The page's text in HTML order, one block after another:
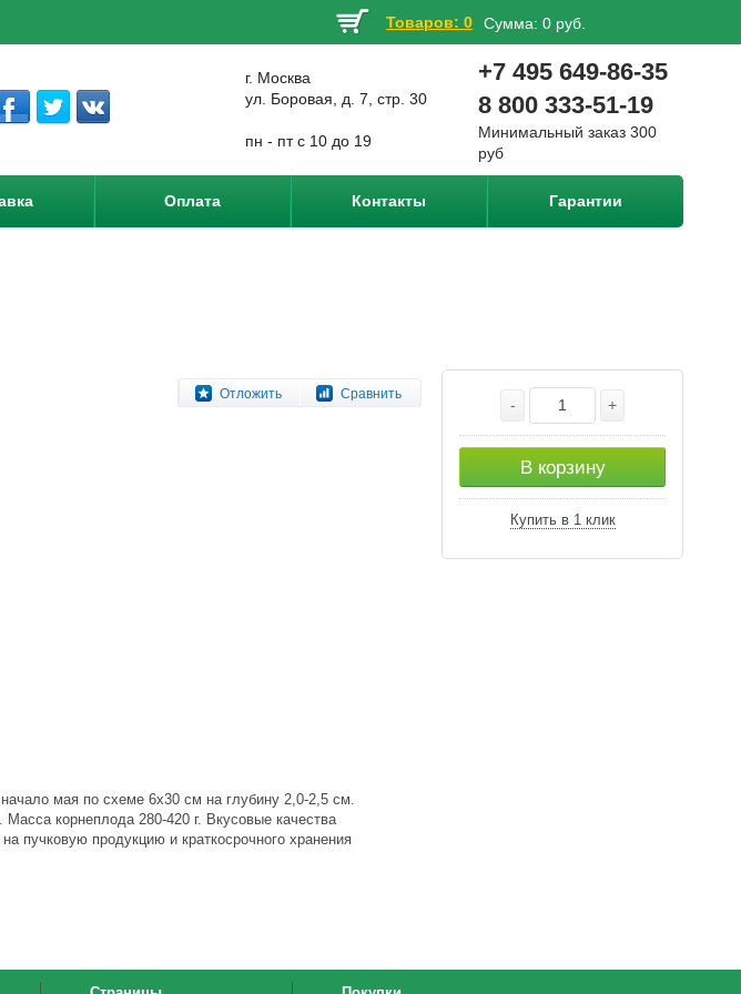
Товаров: 0 Сумма: 0 руб.
г. Москва
ул. Боровая, д. 7, стр. 30
пн - пт с 10 до 19
+7 495 649-86-35
8 800 333-51-19
Минимальный заказ 300
руб
Оплата Контакты Гарантии
Отложить Сравнить
- +
В корзину
Купить в 1 клик
мая по схеме 6х30 см на глубину 2,0-2,5 см.
корнеплода 280-420 г. Вкусовые качества
пучковую продукцию и краткосрочного хранения